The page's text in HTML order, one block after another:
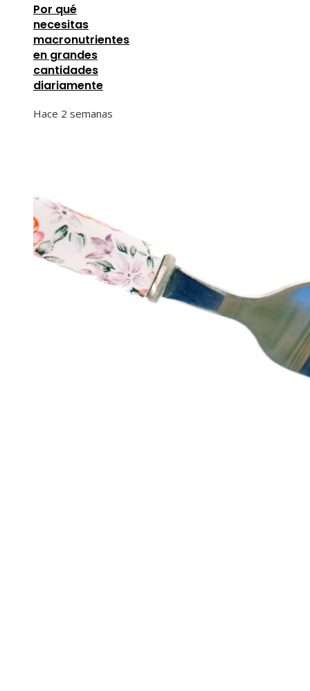
Por qué
necesitas
macronutrientes
en grandes
cantidades
diariamente
Hace 2 semanas